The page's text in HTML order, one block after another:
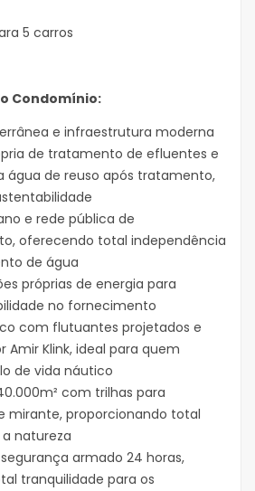
5 carros
Condomínio:
e infraestrutura moderna
de tratamento de efluentes e
água de reuso após tratamento,
e rede pública de
oferecendo total independência
de água
próprias de energia para
no fornecimento
com flutuantes projetados e
Amir Klink, ideal para quem
de vida náutico
com trilhas para
mirante, proporcionando total
natureza
armado 24 horas,
tranquilidade para os